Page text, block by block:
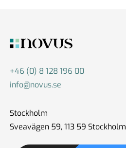
+46 (0) 8 128 196 00
info@novus.se
Stockholm
Sveavägen 59, 113 59 Stockholm